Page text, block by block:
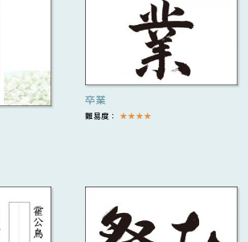
卒業
難易度： ★★★★